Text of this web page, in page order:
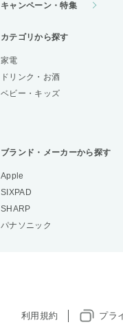
キャンペーン・特集
カテゴリから探す
家電
ドリンク・お酒
ベビー・キッズ
ブランド・メーカーから探す
Apple
SIXPAD
SHARP
パナソニック
利用規約 プラ